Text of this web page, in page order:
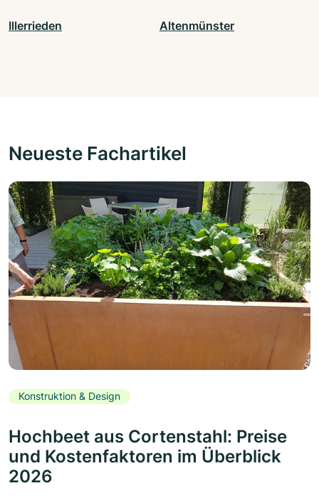
Illerrieden Altenmünster
Neueste Fachartikel
Konstruktion & Design
Hochbeet aus Cortenstahl: Preise
und Kostenfaktoren im Überblick
2026